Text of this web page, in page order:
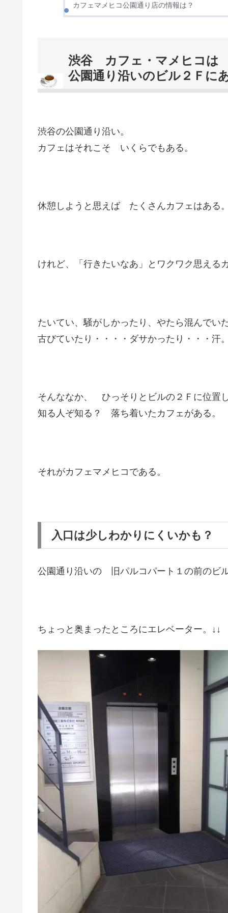
カフェマメヒコ公園通り店の情報は？
渋谷 カフェ・マメヒコは
公園通り沿いのビル２Ｆに
渋谷の公園通り沿い。
カフェはそれこそ いくらでもある。
休憩しようと思えば たくさんカフェはある
けれど、「行きたいなあ」とワクワク思える
たいてい、騒がしかったり、やたら混んでい
古びていたり・・・・ダサかったり・・・汗
そんななか、 ひっそりとビルの２Ｆに位置
知る人ぞ知る？ 落ち着いたカフェがある。
それがカフェマメヒコである。
入口は少しわかりにくいかも？
公園通り沿いの 旧パルコパート１の前のビ
ちょっと奥まったところにエレベーター。↓↓